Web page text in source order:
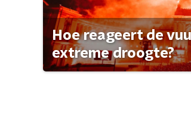
Hoe reageert de
extreme droogte?